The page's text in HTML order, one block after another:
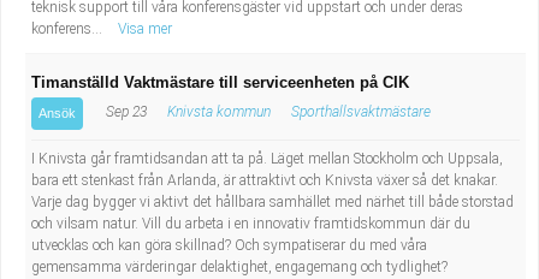
Lärare i gymnasiet
teknisk support till våra konferensgäster vid uppstart och under deras
konferens...
Visa mer
Timanställd Vaktmästare till serviceenheten på CIK
Ansök Sep 23 Knivsta kommun Sporthallsvaktmästare
I Knivsta går framtidsandan att ta på. Läget mellan Stockholm och Uppsala,
bara ett stenkast från Arlanda, är attraktivt och Knivsta växer så det knakar.
Varje dag bygger vi aktivt det hållbara samhället med närhet till både storstad
och vilsam natur. Vill du arbeta i en innovativ framtidskommun där du
utvecklas och kan göra skillnad? Och sympatiserar du med våra
gemensamma värderingar delaktighet, engagemang och tydlighet?